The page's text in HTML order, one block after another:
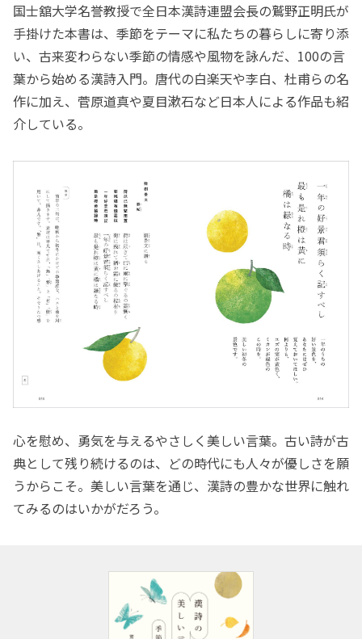
国士舘大学名誉教授で全日本漢詩連盟会長の鷲野正明氏が
手掛けた本書は、季節をテーマに私たちの暮らしに寄り添
い、古来変わらない季節の情感や風物を詠んだ、100の言
葉から始める漢詩入門。唐代の白楽天や李白、杜甫らの名
作に加え、菅原道真や夏目漱石など日本人による作品も紹
介している。
心を慰め、勇気を与えるやさしく美しい言葉。古い詩が古
典として残り続けるのは、どの時代にも人々が優しさを願
うからこそ。美しい言葉を通じ、漢詩の豊かな世界に触れ
てみるのはいかがだろう。